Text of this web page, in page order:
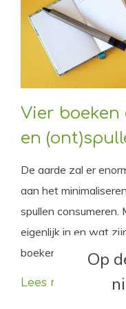
Vier
en
De aarde zal er
aan het
spullen consumeren.
eigenlijk in en wat
boeken over
Lees meer
Op